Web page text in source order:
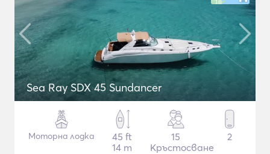
Sea Ray SDX 45 Sundancer
Моторна лодка
45 ft
14 m
15
Кръстосване
2